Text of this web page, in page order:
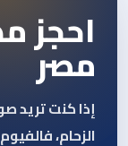
احجز
مصر
إذا كنت تريد
الزحام،